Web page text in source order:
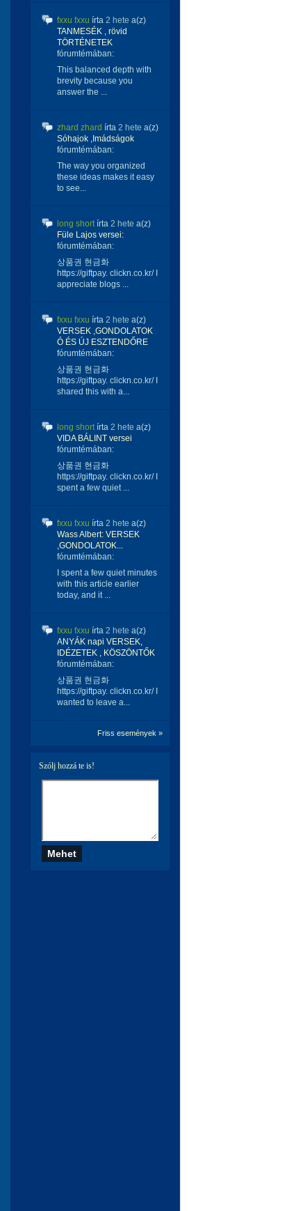
fxxu fxxu írta 2 hete a(z)
TANMESÉK , rövid
TÖRTÉNETEK
fórumtémában:
This balanced depth with
brevity because you
answer the ...
zhard zhard írta 2 hete a(z)
Sóhajok ,Imádságok
fórumtémában:
The way you organized
these ideas makes it easy
to see...
long shortírta 2 hete a(z)
Füle Lajos versei:
fórumtémában:
상품권 현금화
https://giftpay. clickn.co.kr/ I
appreciate blogs ...
fxxu fxxu írta 2 hete a(z)
VERSEK ,GONDOLATOK
Ó ÉS ÚJ ESZTENDŐRE
fórumtémában:
상품권 현금화
https://giftpay. clickn.co.kr/ I
shared this with a...
long shortírta 2 hete a(z)
VIDA BÁLINT versei
fórumtémában:
상품권 현금화
https://giftpay. clickn.co.kr/ I
spent a few quiet ...
fxxu fxxu írta 2 hete a(z)
Wass Albert: VERSEK
,GONDOLATOK...
fórumtémában:
I spent a few quiet minutes
with this article earlier
today, and it ...
fxxu fxxu írta 2 hete a(z)
ANYÁK napi VERSEK,
IDÉZETEK , KÖSZÖNTŐK
fórumtémában:
상품권 현금화
https://giftpay. clickn.co.kr/ I
wanted to leave a...
Friss események »
Szólj hozzá te is!